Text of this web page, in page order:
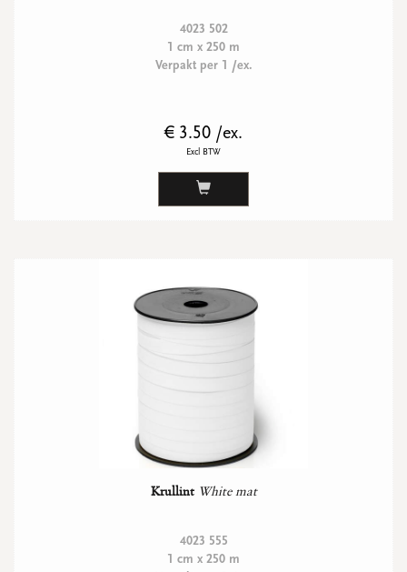
4023 502
1 cm x 250 m
Verpakt per 1 /ex.
€ 3.50 /ex.
Excl BTW
Krullint White mat
4023 555
1 cm x 250 m